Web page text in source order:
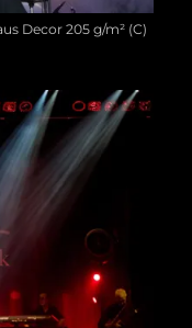
Decor 205 g/m² (C)